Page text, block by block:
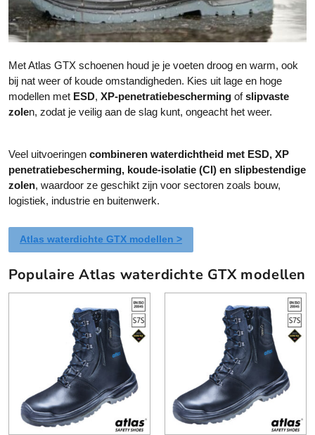
Met Atlas GTX schoenen houd je je voeten droog en warm, ook
bij nat weer of koude omstandigheden. Kies uit lage en hoge
modellen met ESD, XP-penetratiebescherming ofslipvaste
zolen, zodat je veilig aan de slag kunt, ongeacht het weer.
Veel uitvoeringen combineren waterdichtheid met ESD, XP
penetratiebescherming, koude-isolatie (CI) en slipbestendige
zolen, waardoor ze geschikt zijn voor sectoren zoals bouw,
logistiek, industrie en buitenwerk.
Atlas waterdichte GTX modellen >
Populaire Atlas waterdichte GTX modellen